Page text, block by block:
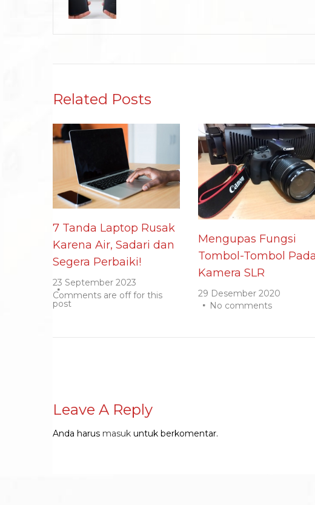
Related Posts
7 Tanda Laptop Rusak
Karena Air, Sadari dan
Segera Perbaiki!
23 September 2023
Comments are off for this
post
Mengupas Fungsi
Tombol-Tombol Pada
Kamera SLR
29 Desember 2020
No comments
Leave A Reply
Anda harus masuk untuk berkomentar.